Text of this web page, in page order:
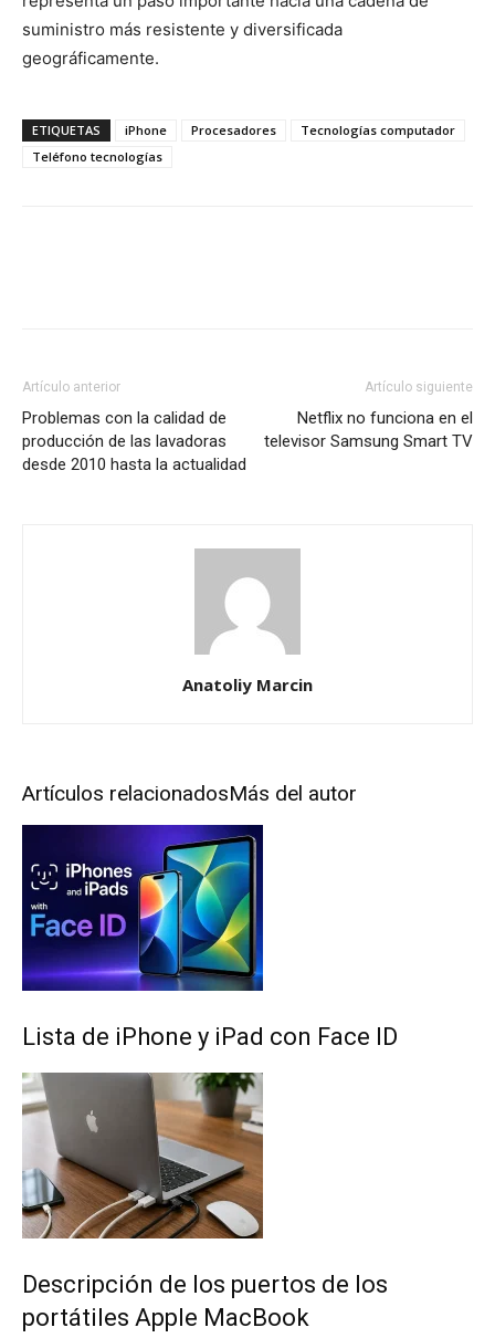
suministro más resistente y diversificada
geográficamente.
ETIQUETAS iPhone Procesadores
Tecnologías computador
Teléfono tecnologías
Artículo anterior
Problemas con la calidad de
producción de las lavadoras
desde 2010 hasta la actualidad
Artículo siguiente
Netflix no funciona en el
televisor Samsung Smart TV
Anatoliy Marcin
Artículos relacionadosMás del autor
Lista de iPhone y iPad con Face ID
Descripción de los puertos de los
portátiles Apple MacBook